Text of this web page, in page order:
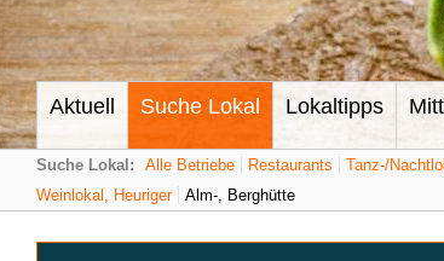
Aktuell Suche Lokal Lokaltipps
Suche Lokal: Alle Betriebe Restaurants Tanz-/
Weinlokal, Heuriger
Alm-, Berghütte